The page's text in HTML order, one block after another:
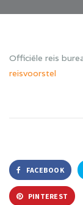
Officiële reis
reisvoorstel
FACEBOOK
PINTEREST